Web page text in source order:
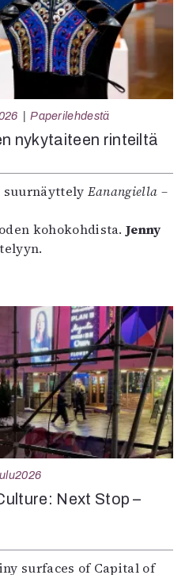
Paperilehdestä
nykytaiteen rinteiltä
suurnäyttely Eanangiella –
kohokohdista.Jenny
Next Stop –
surfaces of Capital of